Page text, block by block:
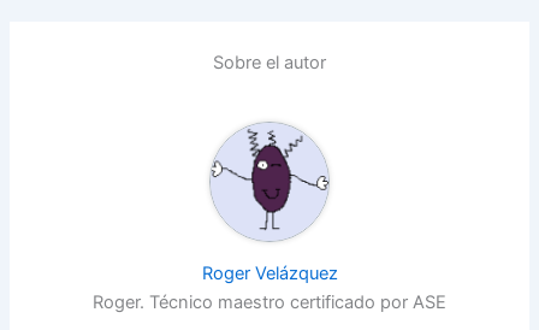
Sobre el autor
Roger Velázquez
Roger. Técnico maestro certificado por ASE